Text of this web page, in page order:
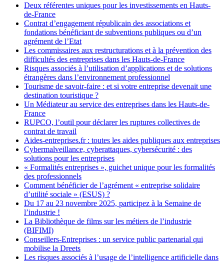
Deux référentes uniques pour les investissements en Hauts-
de-France
Contrat d’engagement républicain des associations et
fondations bénéficiant de subventions publiques ou d’un
agrément de l’Etat
Les commissaires aux restructurations et à la prévention des
difficultés des entreprises dans les Hauts-de-France
Risques associés à l’utilisation d’applications et de solutions
étrangères dans l’environnement professionnel
Tourisme de savoir-faire : et si votre entreprise devenait une
destination touristique ?
Un Médiateur au service des entreprises dans les Hauts-de-
France
RUPCO, l’outil pour déclarer les ruptures collectives de
contrat de travail
Aides-entreprises.fr : toutes les aides publiques aux entreprises
Cybermalveillance, cyberattaques, cybersécurité : des
solutions pour les entreprises
« Formalités entreprises », guichet unique pour les formalités
des professionnels
Comment bénéficier de l’agrément « entreprise solidaire
d’utilité sociale » (ESUS) ?
Du 17 au 23 novembre 2025, participez à la Semaine de
l’industrie !
La Bibliothèque de films sur les métiers de l’industrie
(BIFIMI)
Conseillers-Entreprises : un service public partenarial qui
mobilise la Dreets
Les risques associés à l’usage de l’intelligence artificielle dans